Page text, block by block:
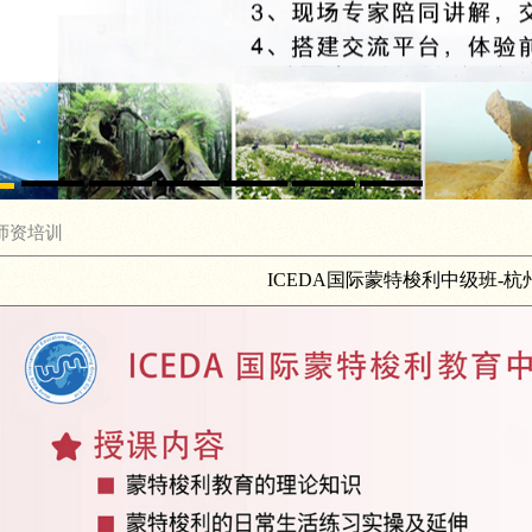
资培训
ICEDA国际蒙特梭利中级班-杭